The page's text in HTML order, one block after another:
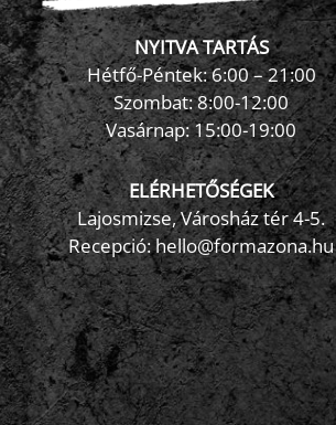
NYITVA TARTÁS
Hétfő-Péntek: 6:00 – 21:00
Szombat: 8:00-12:00
Vasárnap: 15:00-19:00
ELÉRHETŐSÉGEK
Lajosmizse, Városház tér 4-5.
Recepció:hello@formazona.hu
FormaZona chatbot